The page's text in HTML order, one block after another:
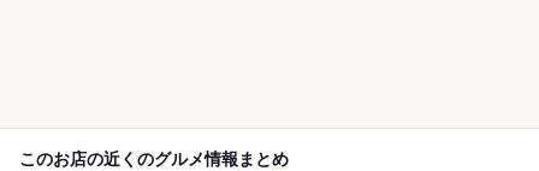
このお店の近くのグルメ情報まとめ